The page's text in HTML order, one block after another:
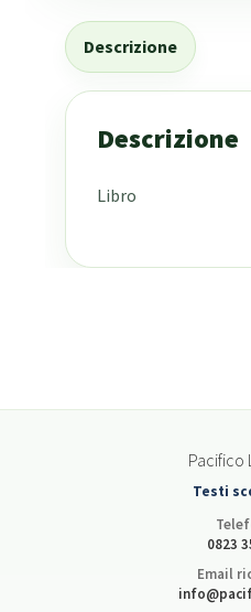
Descrizione
Descrizione
Libro
Pacifico
Testi
0823
Email